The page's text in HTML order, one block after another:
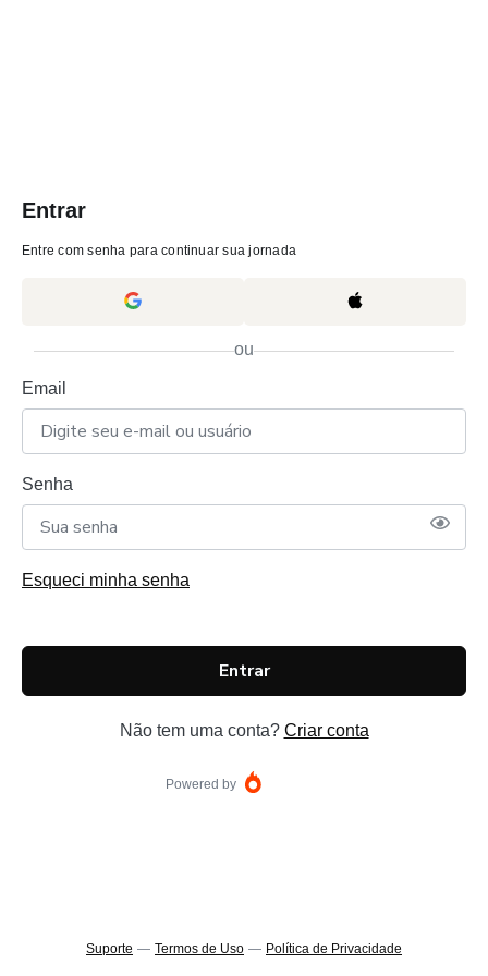
Entrar
Entre com senha para continuar sua jornada
ou
Email
Senha
Esqueci minha senha
Entrar
Não tem uma conta? Criar conta
Powered by
Suporte — Termos de Uso — Política de Privacidade